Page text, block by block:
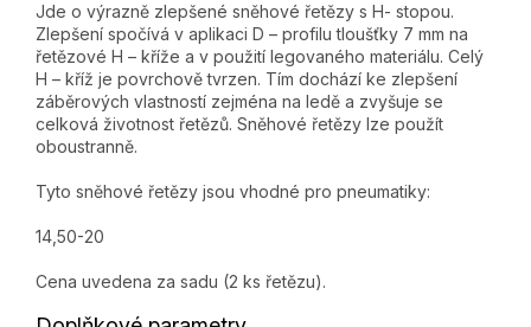
Jde o výrazně zlepšené sněhové řetězy s H- stopou.
Zlepšení spočívá v aplikaci D – profilu tloušťky 7 mm na
řetězové H – kříže a v použití legovaného materiálu. Celý
H – kříž je povrchově tvrzen. Tím dochází ke zlepšení
záběrových vlastností zejména na ledě a zvyšuje se
celková životnost řetězů. Sněhové řetězy lze použít
oboustranně.
Tyto sněhové řetězy jsou vhodné pro pneumatiky:
14,50-20
Cena uvedena za sadu (2 ks řetězu).